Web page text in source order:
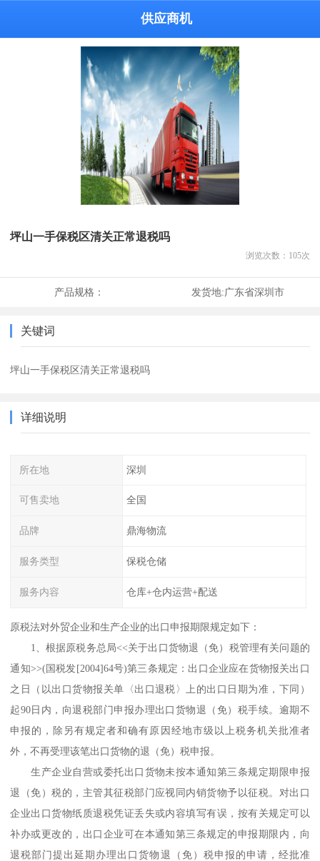
供应商机
坪山一手保税区清关正常退税吗
浏览次数： 105次
产品规格： 发货地:广东省深圳市
关键词
坪山一手保税区清关正常退税吗
详细说明
所在地 深圳
可售卖地 全国
品牌 鼎海物流
服务类型 保税仓储
服务内容 仓库+仓内运营+配送
原税法对外贸企业和生产企业的出口申报期限规定如下：
1、根据原税务总局<<关于出口货物退（免）税管理有关问题的
通知>>(国税发[2004]64号)第三条规定：出口企业应在货物报关出口
之日（以出口货物报关单〈出口退税〉上的出口日期为准，下同）
起90日内，向退税部门申报办理出口货物退（免）税手续。逾期不
申报的，除另有规定者和确有原因经地市级以上税务机关批准者
外，不再受理该笔出口货物的退（免）税申报。
生产企业自营或委托出口货物未按本通知第三条规定期限申报
退（免）税的，主管其征税部门应视同内销货物予以征税。对出口
企业出口货物纸质退税凭证丢失或内容填写有误，按有关规定可以
补办或更改的，出口企业可在本通知第三条规定的申报期限内，向
退税部门提出延期办理出口货物退（免）税申报的申请，经批准